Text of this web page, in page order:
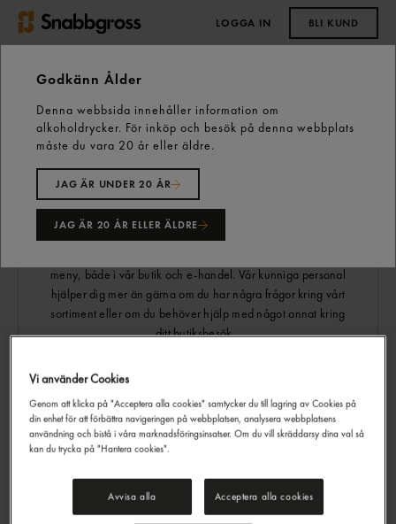
LOGGA IN BLI KUND
Hitta butik
Norrköping
meny, både i vår butik och e-handel. Vår kunniga personal
hjälper dig mer än gärna om du har några frågor kring vårt
sortiment eller om du behöver hjälp med något annat kring
ditt butiksbesök.
kunder. Vill du bli e-handelskund kan du enkelt göra en
ansökan direkt på hemsidan.
Välkommen till Snabbgross – din lokala
restauranggrossist
Godkänn Ålder
Denna webbsida innehåller information om
alkoholdrycker. För inköp och besök på denna webbplats
måste du vara 20 år eller äldre.
JAG ÄR UNDER 20 ÅR
JAG ÄR 20 ÅR ELLER ÄLDRE
Vi använder Cookies
Genom att klicka på "Acceptera alla cookies" samtycker du till lagring av Cookies på
din enhet för att förbättra navigeringen på webbplatsen, analysera webbplatsens
användning och bistå i våra marknadsföringsinsatser. Om du vill skräddarsy dina val så
kan du trycka på "Hantera cookies".
Avvisa alla Acceptera alla cookies